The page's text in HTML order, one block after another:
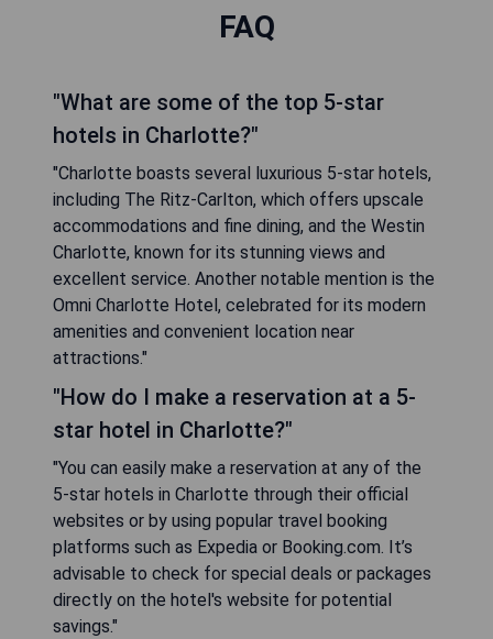
FAQ
"What are some of the top 5-star
hotels in Charlotte?"
"Charlotte boasts several luxurious 5-star hotels,
including The Ritz-Carlton, which offers upscale
accommodations and fine dining, and the Westin
Charlotte, known for its stunning views and
excellent service. Another notable mention is the
Omni Charlotte Hotel, celebrated for its modern
amenities and convenient location near
attractions."
"How do I make a reservation at a 5-
star hotel in Charlotte?"
"You can easily make a reservation at any of the
5-star hotels in Charlotte through their official
websites or by using popular travel booking
platforms such as Expedia or Booking.com. It’s
advisable to check for special deals or packages
directly on the hotel's website for potential
savings."